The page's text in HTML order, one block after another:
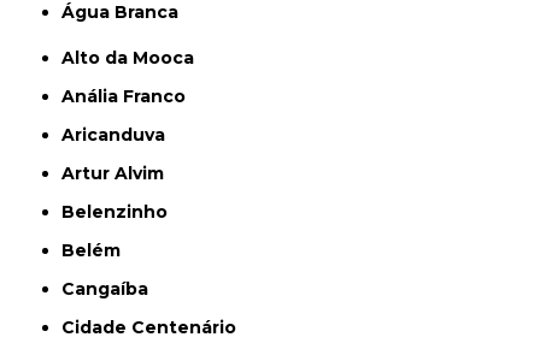
Água Branca
Alto da Mooca
Anália Franco
Aricanduva
Artur Alvim
Belenzinho
Belém
Cangaíba
Cidade Centenário